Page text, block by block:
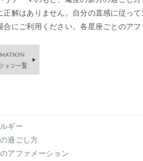
解はありません。自分の直感に従っ
合にご利用ください。各星座ごとのア
ギー
過ごし方
アファメーション